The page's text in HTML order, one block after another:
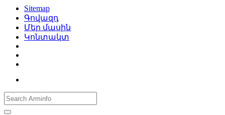
Sitemap
Գովազդ
Մեր մասին
Կոնտակտ